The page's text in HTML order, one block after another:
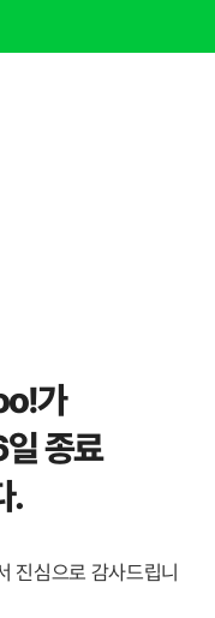
가
종료
.
진심으로 감사드립니